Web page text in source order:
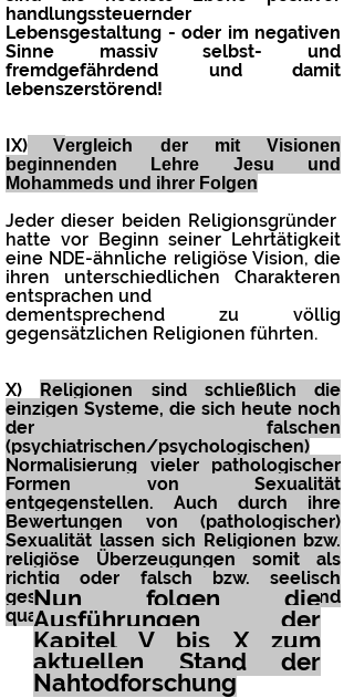
handlungssteuernder
Lebensgestaltung - oder im negativen
Sinne massiv selbst- und
fremdgefährdend und damit
lebenszerstörend!
IX) Vergleich der mit Visionen
beginnenden Lehre Jesu und
Mohammeds und ihrer Folgen
Jeder dieser beiden Religionsgründer
hatte vor Beginn seiner Lehrtätigkeit
eine NDE-ähnliche religiöse Vision, die
ihren unterschiedlichen Charakteren
entsprachen und
dementsprechend zu völlig
gegensätzlichen Religionen führten.​
X) Religionen sind schließlich die
einzigen Systeme, die sich heute noch
der falschen
(psychiatrischen/psychologischen)
Normalisierung vieler pathologischer
Formen von Sexualität
entgegenstellen. Auch durch ihre
Bewertungen von (pathologischer)
Sexualität lassen sich Religionen bzw.
religiöse Überzeugungen somit als
richtig oder falsch bzw. seelisch
gesund oder krankmachend
qualifizieren
Nun folgen die
Ausführungen der
Kapitel V bis X zum
aktuellen Stand der
Nahtodforschung